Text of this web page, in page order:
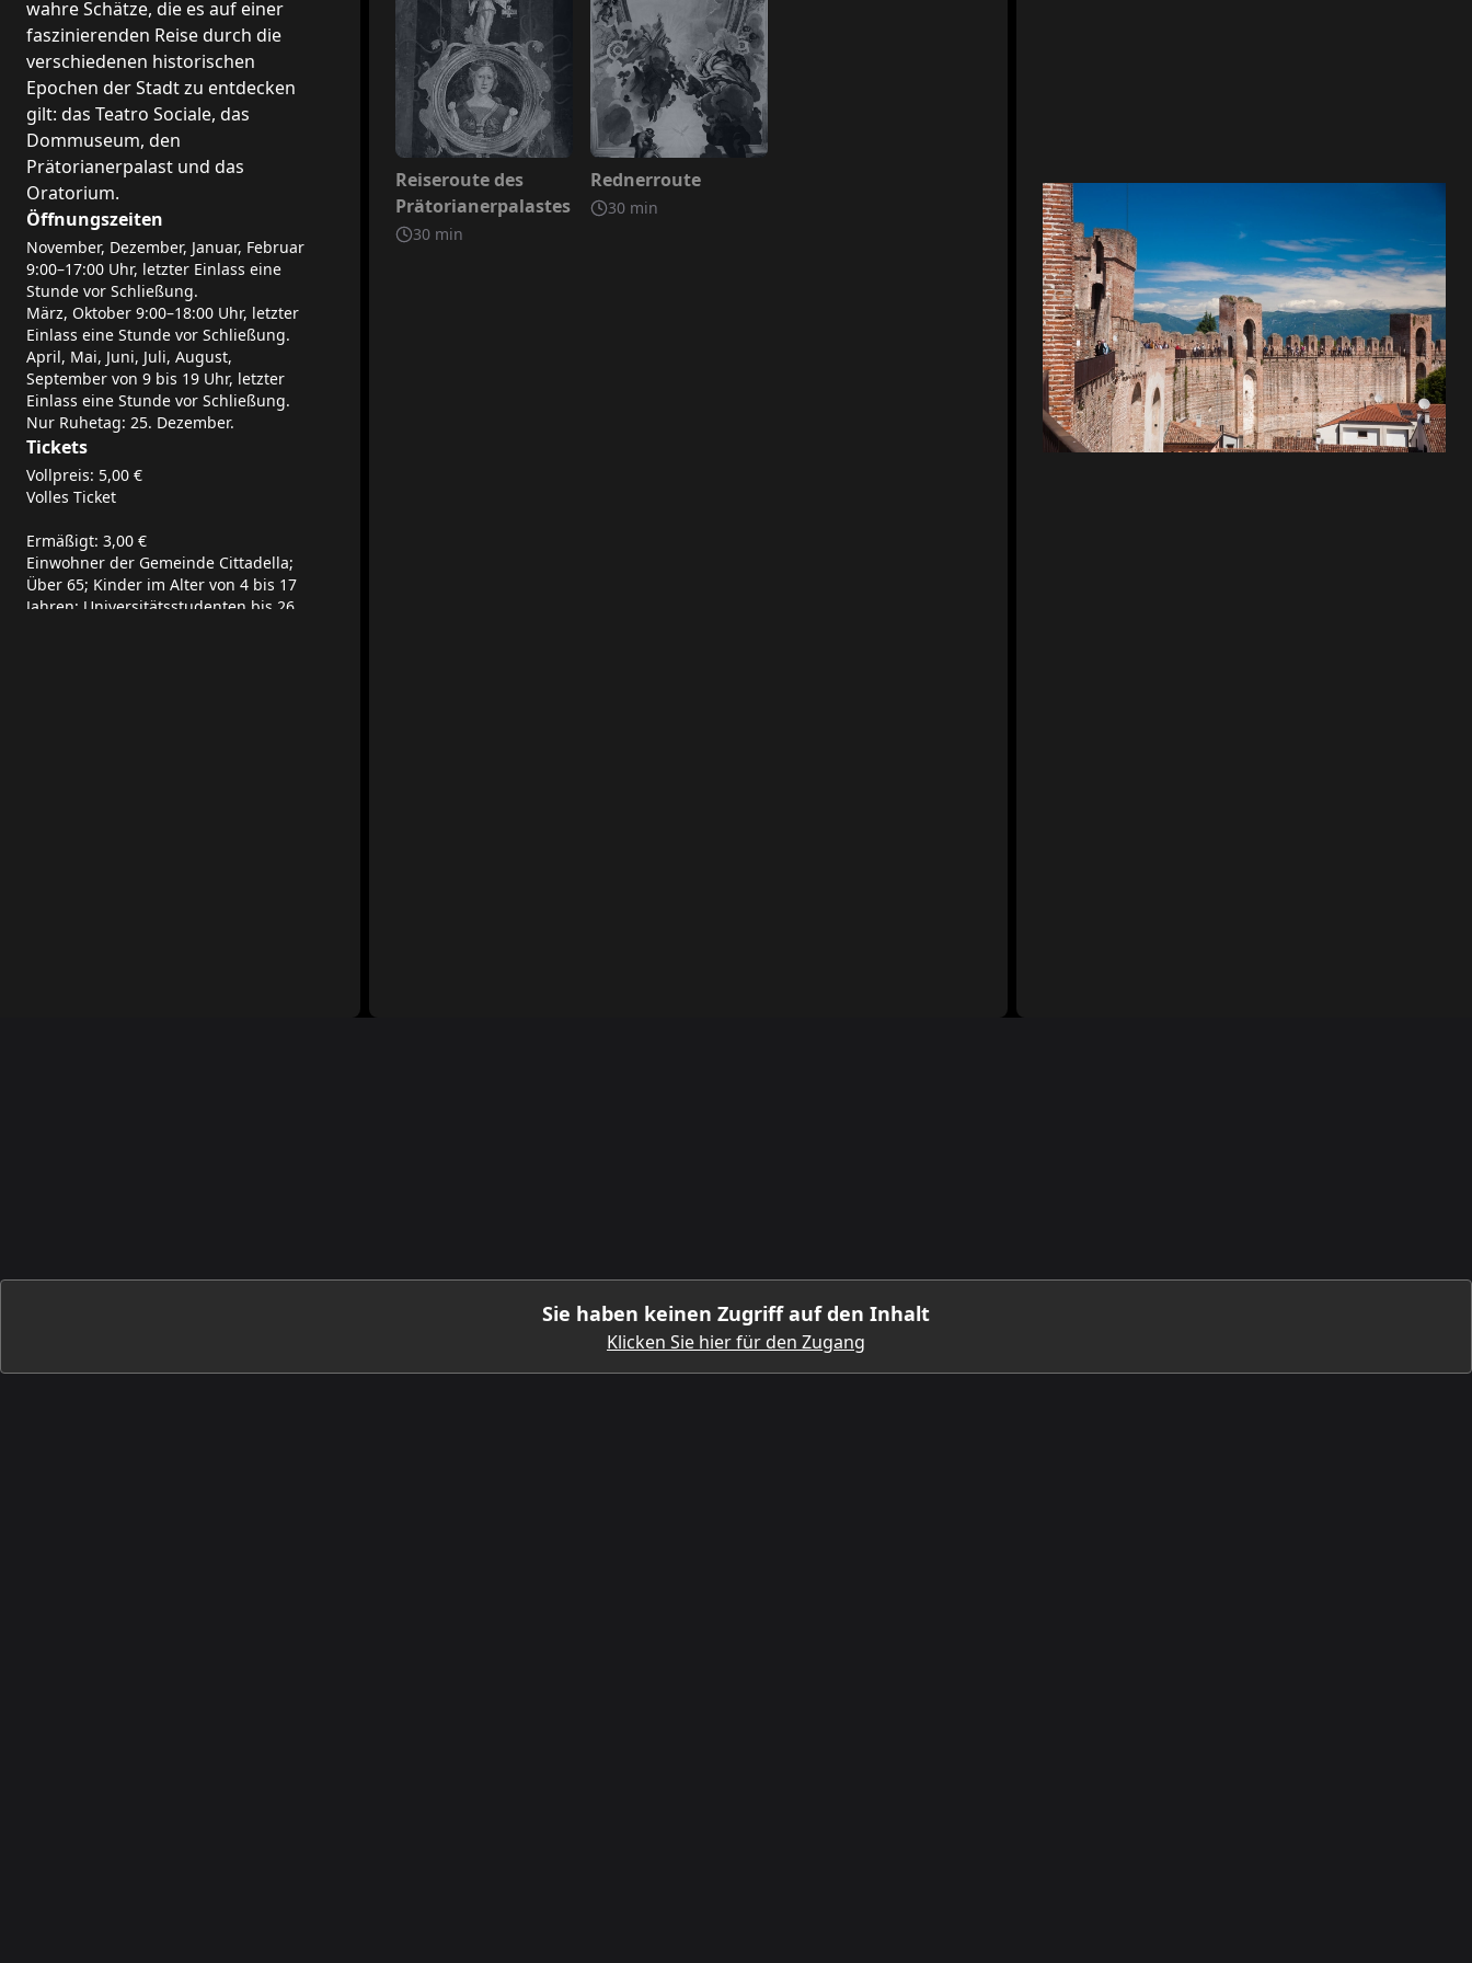
Sie haben keinen Zugriff auf den Inhalt
Klicken Sie hier für den Zugang
wahre Schätze, die es auf einer
faszinierenden Reise durch die
verschiedenen historischen
Epochen der Stadt zu entdecken
gilt: das Teatro Sociale, das
Dommuseum, den
Prätorianerpalast und das
Oratorium.
Öffnungszeiten
November, Dezember, Januar, Februar
9:00–17:00 Uhr, letzter Einlass eine
Stunde vor Schließung.
März, Oktober 9:00–18:00 Uhr, letzter
Einlass eine Stunde vor Schließung.
April, Mai, Juni, Juli, August,
September von 9 bis 19 Uhr, letzter
Einlass eine Stunde vor Schließung.
Nur Ruhetag: 25. Dezember.
Tickets
Vollpreis: 5,00 €
Volles Ticket
Ermäßigt: 3,00 €
Einwohner der Gemeinde Cittadella;
Über 65; Kinder im Alter von 4 bis 17
Jahren; Universitätsstudenten bis 26
Nicht inbegriffen
Reiseroute des
Prätorianerpalastes
30 min
Nicht inbegriffen
Rednerroute
30 min